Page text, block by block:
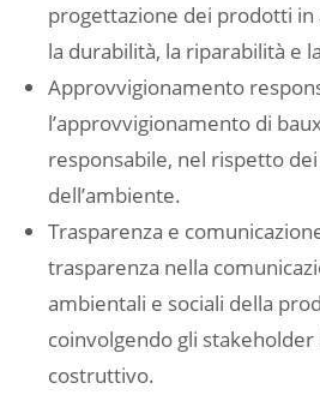
progettazione dei prodotti
la durabilità, la riparabilità e
Approvvigionamento
l’approvvigionamento di
responsabile, nel rispetto
dell’ambiente.
Trasparenza e
trasparenza nella
ambientali e sociali della
coinvolgendo gli stakeholder
costruttivo.